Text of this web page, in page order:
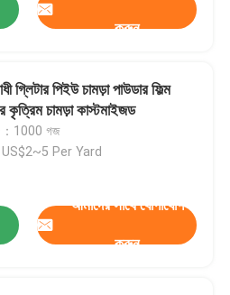
করুন
গ্লিটার পিইউ চামড়া পাউডার ফিল্ম
কৃত্রিম চামড়া কাস্টমাইজড
：1000 গজ
US$2~5 Per Yard
আমাদের সাথে যোগাযোগ
করুন